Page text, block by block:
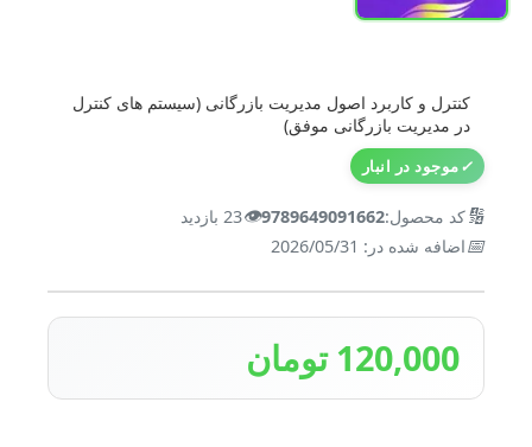
کنترل و کاربرد اصول مدیریت بازرگانی (سیستم های کنترل
در مدیریت بازرگانی موفق)
✓موجود در انبار
🔢کد محصول:9789649091662
👁️23 بازدید
📅اضافه شده در: 2026/05/31
120,000 تومان